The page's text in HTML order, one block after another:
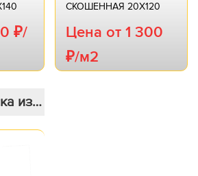
₽/
СКОШЕННАЯ 20Х120
Цена от 1 300
₽/м2
из